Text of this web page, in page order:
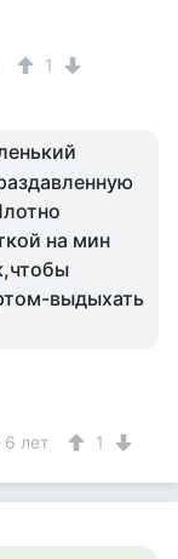
1
на мин
выдыхать
6 лет 1